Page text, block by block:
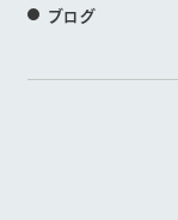
ブログ